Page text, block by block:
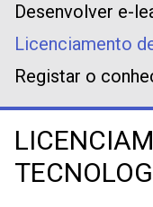
Desenvolver e-
Licenciamento
Registar o